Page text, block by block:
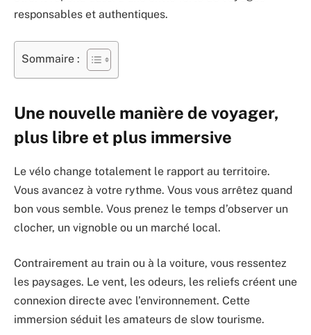
responsables et authentiques.
Sommaire :
Une nouvelle manière de voyager,
plus libre et plus immersive
Le vélo change totalement le rapport au territoire.
Vous avancez à votre rythme. Vous vous arrêtez quand
bon vous semble. Vous prenez le temps d’observer un
clocher, un vignoble ou un marché local.
Contrairement au train ou à la voiture, vous ressentez
les paysages. Le vent, les odeurs, les reliefs créent une
connexion directe avec l’environnement. Cette
immersion séduit les amateurs de slow tourisme.